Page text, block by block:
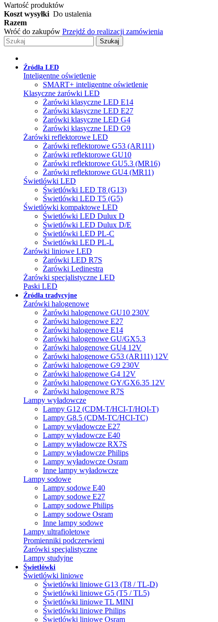
Wartość produktów
Koszt wysyłki Do ustalenia
Razem
Wróć do zakupów Przejdź do realizacji zamówienia
Szukaj
Źródła LED
Inteligentne oświetlenie
SMART+ inteligentne oświetlenie
Klasyczne żarówki LED
Żarówki klasyczne LED E14
Żarówki klasyczne LED E27
Żarówki klasyczne LED G4
Żarówki klasyczne LED G9
Żarówki reflektorowe LED
Żarówki reflektorowe G53 (AR111)
Żarówki reflektorowe GU10
Żarówki reflektorowe GU5.3 (MR16)
Żarówki reflektorowe GU4 (MR11)
Świetlówki LED
Świetlówki LED T8 (G13)
Świetlówki LED T5 (G5)
Świetlówki kompaktowe LED
Świetlówki LED Dulux D
Świetlówki LED Dulux D/E
Świetlówki LED PL-C
Świetlówki LED PL-L
Żarówki liniowe LED
Żarówki LED R7S
Żarówki Ledinestra
Żarówki specjalistyczne LED
Paski LED
Źródła tradycyjne
Żarówki halogenowe
Żarówki halogenowe GU10 230V
Żarówki halogenowe E27
Żarówki halogenowe E14
Żarówki halogenowe GU/GX5.3
Żarówki halogenowe GU4 12V
Żarówki halogenowe G53 (AR111) 12V
Żarówki halogenowe G9 230V
Żarówki halogenowe G4 12V
Żarówki halogenowe GY/GX6.35 12V
Żarówki halogenowe R7S
Lampy wyładowcze
Lampy G12 (CDM-T/HCI-T/HQI-T)
Lampy G8.5 (CDM-TC/HCI-TC)
Lampy wyładowcze E27
Lampy wyładowcze E40
Lampy wyładowcze RX7S
Lampy wyładowcze Philips
Lampy wyładowcze Osram
Inne lampy wyładowcze
Lampy sodowe
Lampy sodowe E40
Lampy sodowe E27
Lampy sodowe Philips
Lampy sodowe Osram
Inne lampy sodowe
Lampy ultrafioletowe
Promienniki podczerwieni
Żarówki specjalistyczne
Lampy studyjne
Świetlówki
Świetlówki liniowe
Świetlówki liniowe G13 (T8 / TL-D)
Świetlówki liniowe G5 (T5 / TL5)
Świetlówki liniowe TL MINI
Świetlówki liniowe Philips
Świetlówki liniowe Osram